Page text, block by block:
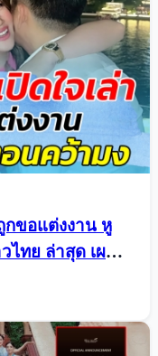
กขอแต่งงาน หู
ไทย ล่าสุด เผย